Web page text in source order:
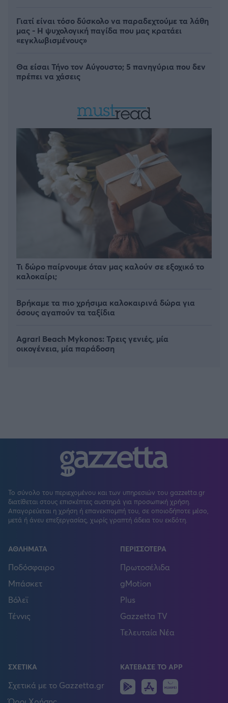
Γιατί είναι τόσο δύσκολο να παραδεχτούμε τα λάθη
μας - Η ψυχολογική παγίδα που μας κρατάει
«εγκλωβισμένους»
Θα είσαι Τήνο τον Αύγουστο; 5 πανηγύρια που δεν
πρέπει να χάσεις
Τι δώρο παίρνουμε όταν μας καλούν σε εξοχικό το
καλοκαίρι;
Βρήκαμε τα πιο χρήσιμα καλοκαιρινά δώρα για
όσους αγαπούν τα ταξίδια
Agrari Beach Mykonos: Τρεις γενιές, μία
οικογένεια, μία παράδοση
Το σύνολο του περιεχομένου και των υπηρεσιών του gazzetta.gr
διατίθεται στους επισκέπτες αυστηρά για προσωπική χρήση.
Απαγορεύεται η χρήση ή επανεκπομπή του, σε οποιοδήποτε μέσο,
μετά ή άνευ επεξεργασίας, χωρίς γραπτή άδεια του εκδότη.
ΑΘΛΗΜΑΤΑ
Ποδόσφαιρο
Μπάσκετ
Βόλεϊ
Τέννις
ΠΕΡΙΣΣΟΤΕΡΑ
Πρωτοσέλιδα
gMotion
Plus
Gazzetta TV
Τελευταία Νέα
ΣΧΕΤΙΚΑ
Σχετικά με το Gazzetta.gr
ΚΑΤΕΒΑΣΕ ΤΟ APP
Android
IOS